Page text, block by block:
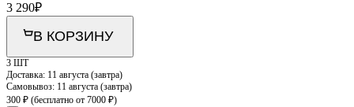
3 290₽
В КОРЗИНУ
3 ШТ
Доставка: 11 августа (завтра)
Самовывоз: 11 августа (завтра)
300 ₽ (бесплатно от 7000 ₽)